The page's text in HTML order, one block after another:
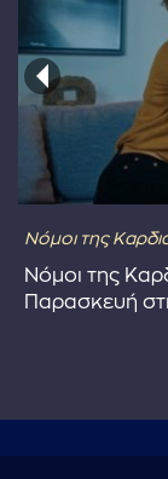
Νόμοι της
Νόμοι της
Παρασκευή